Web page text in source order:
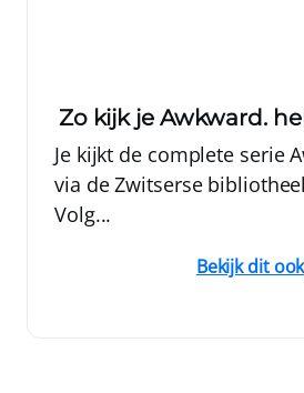
Zo kijk je Awkward.
Je kijkt de complete serie
via de Zwitserse
Volg...
Bekijk dit ook